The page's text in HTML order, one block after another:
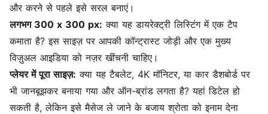
और करने से पहले इसे सरल बनाएं।
लगभग 300 x 300 px: क्या यह डायरेक्ट्री लिस्टिंग में एक टैप
कमाता है? इस साइज़ पर आपकी कॉन्ट्रास्ट जोड़ी और एक मुख्य
विज़ुअल आइडिया को नज़र खींचनी चाहिए।
प्लेयर में पूरा साइज़: क्या यह टैबलेट, 4K मॉनिटर, या कार डैशबोर्ड पर
भी जानबूझकर बनाया गया और ऑन-ब्रांड लगता है? यहां डिटेल हो
सकती है, लेकिन इसे मैसेज ले जाने के बजाय श्रोता को इनाम देना